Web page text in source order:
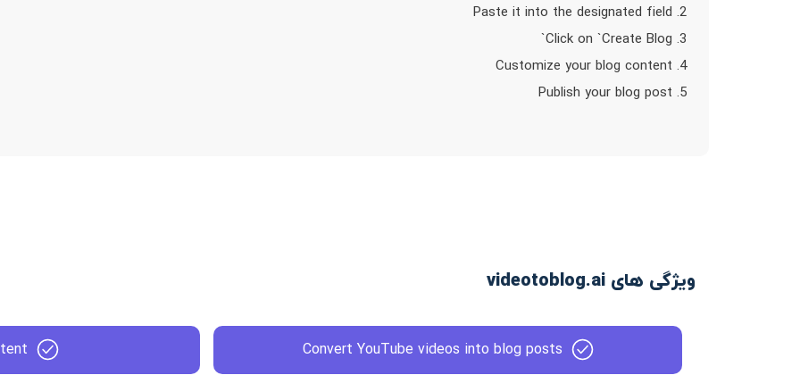
2. Paste it into the designated field
3. Click on `Create Blog`
4. Customize your blog content
5. Publish your blog post
ویژگی های videotoblog.ai
Convert YouTube videos into blog posts